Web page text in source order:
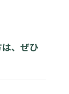
、ぜひ